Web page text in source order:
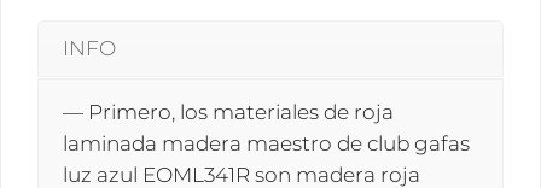
INFO
— Primero, los materiales de roja
laminada madera maestro de club gafas
luz azul EOML341R son madera roja